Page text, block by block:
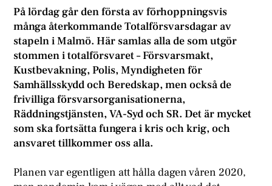
På lördag går den första av förhoppningsvis
många återkommande Totalförsvarsdagar av
stapeln i Malmö. Här samlas alla de som utgör
stommen i totalförsvaret – Försvarsmakt,
Kustbevakning, Polis, Myndigheten för
Samhällsskydd och Beredskap, men också de
frivilliga försvarsorganisationerna,
Räddningstjänsten, VA-Syd och SR. Det är mycket
som ska fortsätta fungera i kris och krig, och
ansvaret tillkommer oss alla.
Planen var egentligen att hålla dagen våren 2020,